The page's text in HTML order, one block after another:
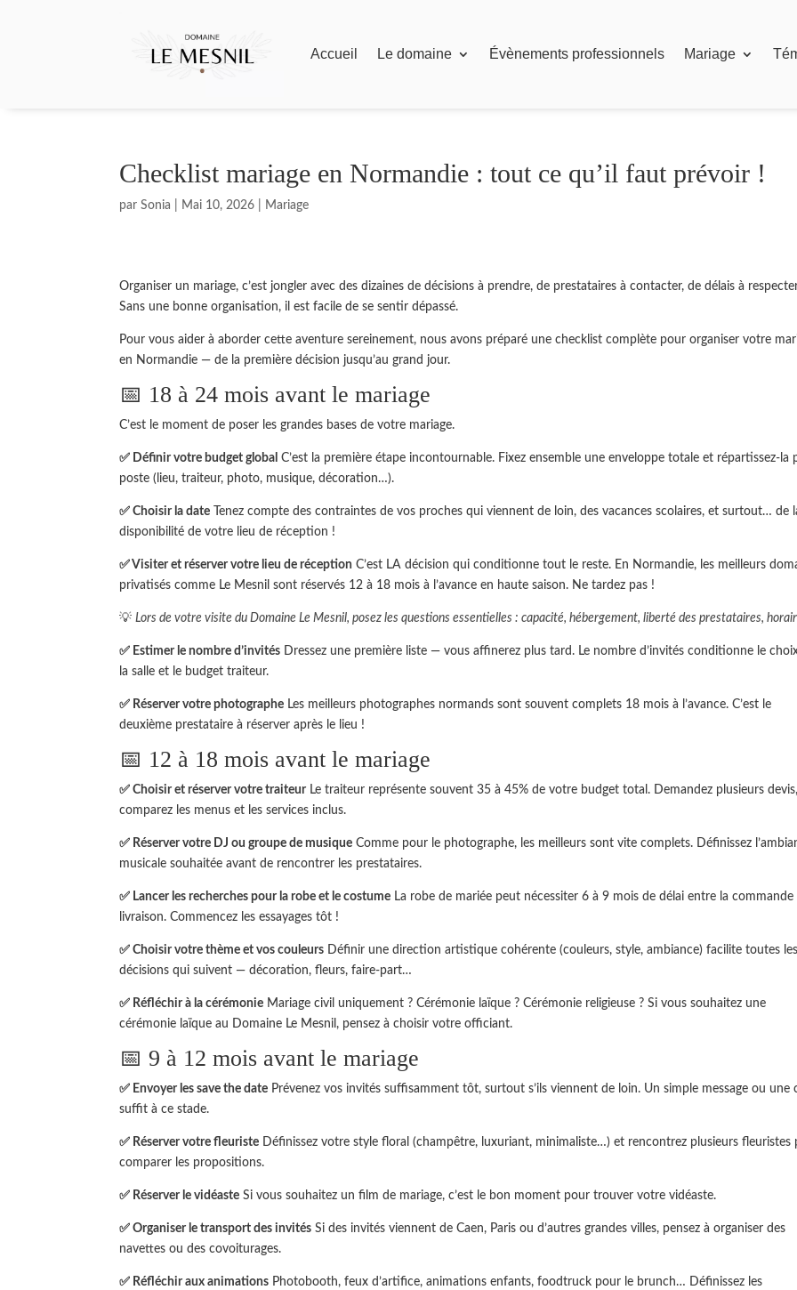
Accueil Le domaine Évènements professionnels Mariage
Checklist mariage en Normandie : tout ce qu’il faut prévoir !
parSonia Mai 10, 2026 Mariage
Organiser un mariage, c’est jongler avec des dizaines de décisions à prendre, de prestataires à contacter, de délais à
Sans une bonne organisation, il est facile de se sentir dépassé.
Pour vous aider à aborder cette aventure sereinement, nous avons préparé une checklist complète pour organiser votre
en Normandie — de la première décision jusqu’au grand jour.
📅 18 à 24 mois avant le mariage
C’est le moment de poser les grandes bases de votre mariage.
✅ Définir votre budget global C’est la première étape incontournable. Fixez ensemble une enveloppe totale et répartissez-la
poste (lieu, traiteur, photo, musique, décoration…).
✅ Choisir la date Tenez compte des contraintes de vos proches qui viennent de loin, des vacances scolaires, et surtout… de
disponibilité de votre lieu de réception !
✅ Visiter et réserver votre lieu de réception C’est LA décision qui conditionne tout le reste. En Normandie, les meilleurs
privatisés comme Le Mesnil sont réservés 12 à 18 mois à l’avance en haute saison. Ne tardez pas !
💡Lors de votre visite du Domaine Le Mesnil, posez les questions essentielles : capacité, hébergement, liberté des prestataires,
✅ Estimer le nombre d’invités Dressez une première liste — vous affinerez plus tard. Le nombre d’invités conditionne le
la salle et le budget traiteur.
✅ Réserver votre photographe Les meilleurs photographes normands sont souvent complets 18 mois à l’avance. C’est le
deuxième prestataire à réserver après le lieu !
📅 12 à 18 mois avant le mariage
✅ Choisir et réserver votre traiteur Le traiteur représente souvent 35 à 45% de votre budget total. Demandez plusieurs devis,
comparez les menus et les services inclus.
✅ Réserver votre DJ ou groupe de musique Comme pour le photographe, les meilleurs sont vite complets. Définissez
musicale souhaitée avant de rencontrer les prestataires.
✅ Lancer les recherches pour la robe et le costume La robe de mariée peut nécessiter 6 à 9 mois de délai entre la commande
livraison. Commencez les essayages tôt !
✅ Choisir votre thème et vos couleurs Définir une direction artistique cohérente (couleurs, style, ambiance) facilite toutes les
décisions qui suivent — décoration, fleurs, faire-part…
✅ Réfléchir à la cérémonie Mariage civil uniquement ? Cérémonie laïque ? Cérémonie religieuse ? Si vous souhaitez une
cérémonie laïque au Domaine Le Mesnil, pensez à choisir votre officiant.
📅 9 à 12 mois avant le mariage
✅ Envoyer les save the date Prévenez vos invités suffisamment tôt, surtout s’ils viennent de loin. Un simple message ou une
suffit à ce stade.
✅ Réserver votre fleuriste Définissez votre style floral (champêtre, luxuriant, minimaliste…) et rencontrez plusieurs fleuristes
comparer les propositions.
✅ Réserver le vidéaste Si vous souhaitez un film de mariage, c’est le bon moment pour trouver votre vidéaste.
✅ Organiser le transport des invités Si des invités viennent de Caen, Paris ou d’autres grandes villes, pensez à organiser des
navettes ou des covoiturages.
✅ Réfléchir aux animations Photobooth, feux d’artifice, animations enfants, foodtruck pour le brunch… Définissez les